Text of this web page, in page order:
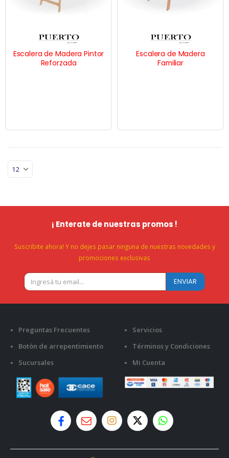
Escalera de Madera Pintor
Reforzada
Escalera de Madera
Familiar
¡ Enterate de nuestras promos !
Suscribite ahora! Y no dejes pasar ninguna de nuestras novedades y
promociones exclusivas
Preguntas Frecuentes
Botón de arrepentimiento
Sucursales
Servicios
Términos y Condiciones
Mi Cuenta